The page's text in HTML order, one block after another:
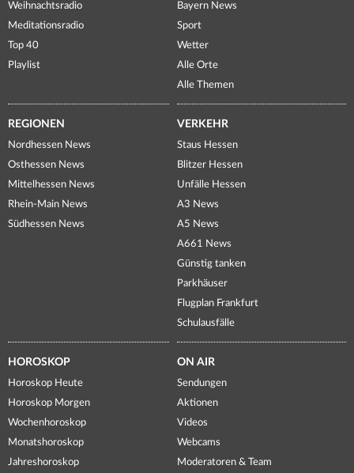
Weihnachtsradio
Meditationsradio
Top 40
Playlist
Bayern News
Sport
Wetter
Alle Orte
Alle Themen
REGIONEN
Nordhessen News
Osthessen News
Mittelhessen News
Rhein-Main News
Südhessen News
VERKEHR
Staus Hessen
Blitzer Hessen
Unfälle Hessen
A3 News
A5 News
A661 News
Günstig tanken
Parkhäuser
Flugplan Frankfurt
Schulausfälle
HOROSKOP
Horoskop Heute
Horoskop Morgen
Wochenhoroskop
Monatshoroskop
Jahreshoroskop
ON AIR
Sendungen
Aktionen
Videos
Webcams
Moderatoren & Team